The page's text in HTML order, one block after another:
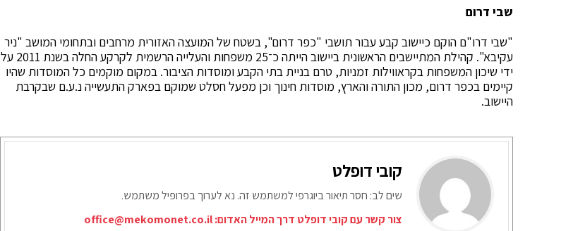
שבי דרום
"שבי דרו"ם הוקם כיישוב קבע עבור תושבי "כפר דרום", בשטח של המועצה האזורית מרחבים ובתחומי המושב "ניר
עקיבא". קהילת המתיישבים הראשונית ביישוב הייתה כ־25 משפחות והעלייה הרשמית לקרקע החלה בשנת 2011 על
ידי שיכון המשפחות בקראווילות זמניות, טרם בניית בתי הקבע ומוסדות הציבור. במקום מוקמים כל המוסדות שהיו
קיימים בכפר דרום, מכון התורה והארץ, מוסדות חינוך וכן מפעל חסלט שמוקם בפארק התעשייה נ.ע.ם שבקרבת
היישוב.
קובי דופלט
שים לב: חסר תיאור ביוגרפי למשתמש זה. נא לערוך בפרופיל משתמש.
צור קשר עם קובי דופלט דרך המייל האדום:office@mekomonet.co.il